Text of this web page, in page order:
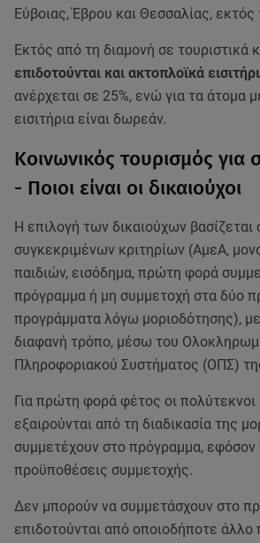
Εύβοιας, Έβρου και Θεσσαλίας,
Εκτός από τη διαμονή σε τουριστικά
επιδοτούνται και ακτοπλοϊκά
ανέρχεται σε 25%, ενώ για τα άτομα
εισιτήρια είναι δωρεάν.
Κοινωνικός τουρισμός για
- Ποιοι είναι οι δικαιούχοι
Η επιλογή των δικαιούχων βασίζεται
συγκεκριμένων κριτηρίων (ΑμεΑ,
παιδιών, εισόδημα, πρώτη φορά
πρόγραμμα ή μη συμμετοχή στα δύο
προγράμματα λόγω μοριοδότησης), με
διαφανή τρόπο, μέσω του
Πληροφοριακού Συστήματος (ΟΠΣ)
Για πρώτη φορά φέτος οι πολύτεκνοι
εξαιρούνται από τη διαδικασία της
συμμετέχουν στο πρόγραμμα, εφόσον
προϋποθέσεις συμμετοχής.
Δεν μπορούν να συμμετάσχουν στο
επιδοτούνται από οποιοδήποτε άλλο